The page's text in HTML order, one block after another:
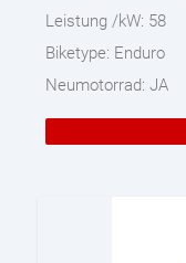
Leistung /kW: 58
Biketype: Enduro
Neumotorrad: JA